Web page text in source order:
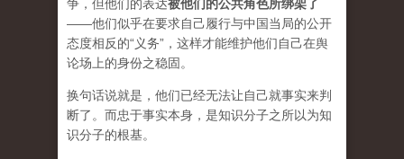
争，但他们的表达被他们的公共角色所绑架了
——他们似乎在要求自己履行与中国当局的公开
态度相反的“义务”，这样才能维护他们自己在舆
论场上的身份之稳固。
换句话说就是，他们已经无法让自己就事实来判
断了。而忠于事实本身，是知识分子之所以为知
识分子的根基。